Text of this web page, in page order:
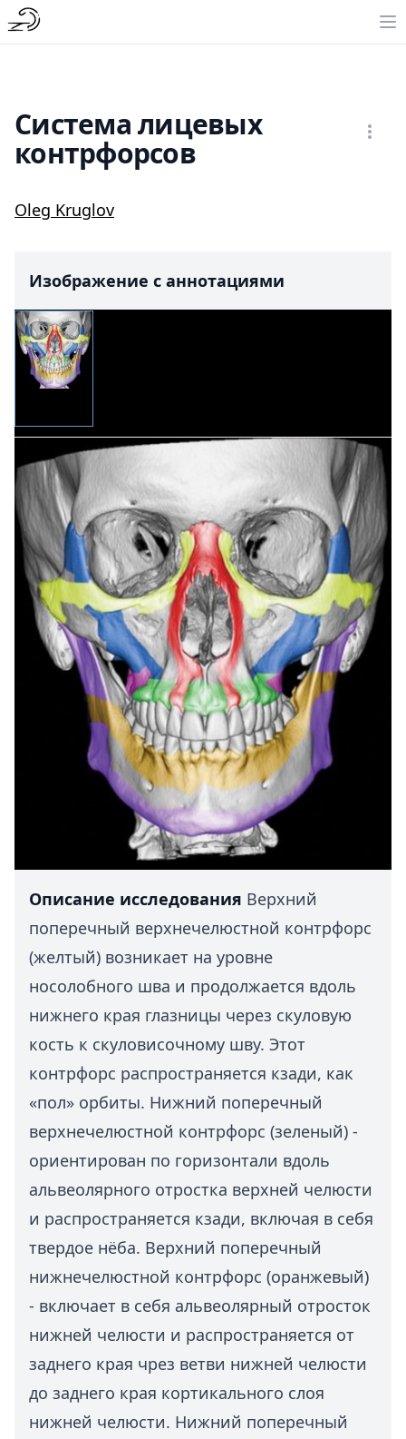
Система лицевых
контрфорсов
Oleg Kruglov
Изображение с аннотациями
Описание исследования Верхний
поперечный верхнечелюстной контрфорс
(желтый) возникает на уровне
носолобного шва и продолжается вдоль
нижнего края глазницы через скуловую
кость к скуловисочному шву. Этот
контрфорс распространяется кзади, как
«пол» орбиты. Нижний поперечный
верхнечелюстной контрфорс (зеленый) -
ориентирован по горизонтали вдоль
альвеолярного отростка верхней челюсти
и распространяется кзади, включая в себя
твердое нёба. Верхний поперечный
нижнечелюстной контрфорс (оранжевый)
- включает в себя альвеолярный отросток
нижней челюсти и распространяется от
заднего края чрез ветви нижней челюсти
до заднего края кортикального слоя
нижней челюсти. Нижний поперечный